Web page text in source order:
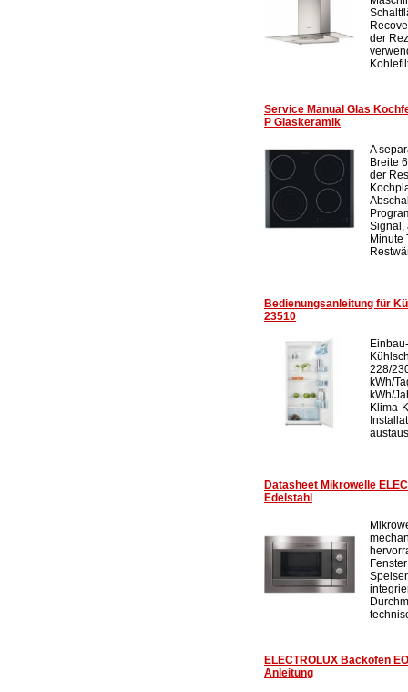
der
Service Manual Glas
P Glaskeramik
A
Breite
der
Signal,
Minute
Bedienungsanleitung für
23510
228/
kWh/
kWh/
Klima-
Datasheet Mikrowelle
Edelstahl
ELECTROLUX Backofen
Anleitung